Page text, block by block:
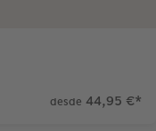
desde 44,95 €*